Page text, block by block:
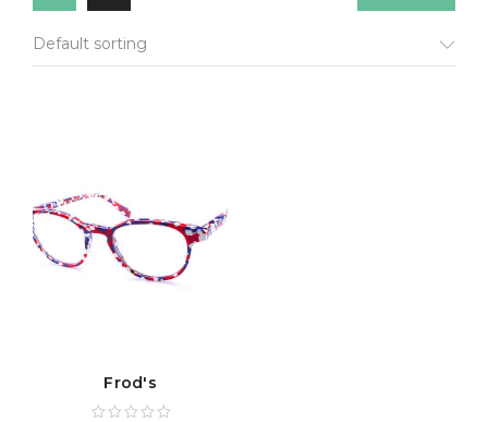
Default sorting
Frod's